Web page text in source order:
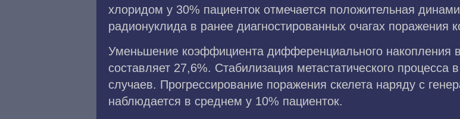
хлоридом у 30% пациенток отмечается положительная
радионуклида в ранее диагностированных очагах поражения
Уменьшение коэффициента дифференциального накопления
составляет 27,6%. Стабилизация метастатического процесса
случаев. Прогрессирование поражения скелета наряду с
наблюдается в среднем у 10% пациенток.